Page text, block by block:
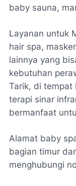
baby sauna,
Layanan untuk
hair spa,
lainnya yang
kebutuhan
Tarik, di tempat
terapi sinar
bermanfaat
Alamat baby
bagian timur
menghubungi